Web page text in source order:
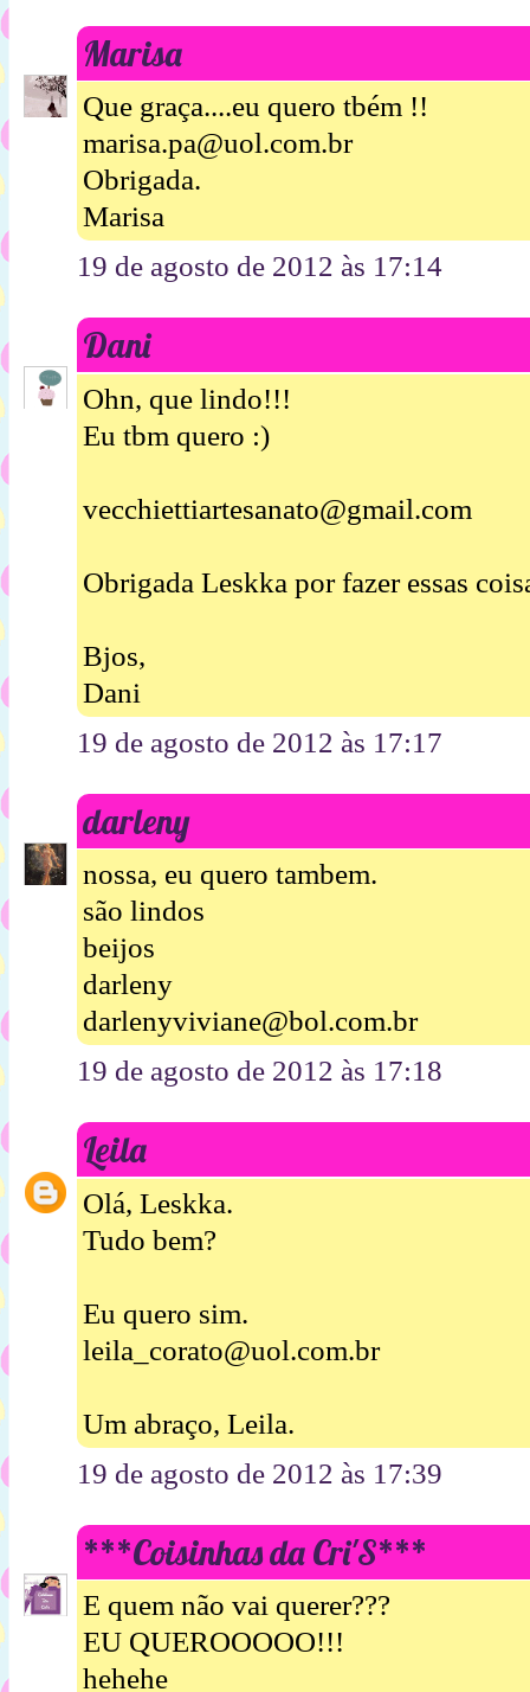
Marisa
Que graça....eu quero tbém !!
marisa.pa@uol.com.br
Obrigada.
Marisa
19 de agosto de 2012 às 17:14
Dani
Ohn, que lindo!!!
Eu tbm quero :)
vecchiettiartesanato@gmail.com
Obrigada Leskka por fazer essas
Bjos,
Dani
19 de agosto de 2012 às 17:17
darleny
nossa, eu quero tambem.
são lindos
beijos
darleny
darlenyviviane@bol.com.br
19 de agosto de 2012 às 17:18
Leila
Olá, Leskka.
Tudo bem?
Eu quero sim.
leila_corato@uol.com.br
Um abraço, Leila.
19 de agosto de 2012 às 17:39
***Coisinhas da Cri'S***
E quem não vai querer???
EU QUEROOOOO!!!
hehehe